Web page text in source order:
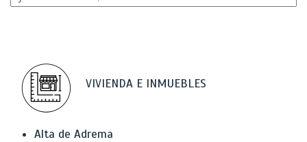
VIVIENDA E INMUEBLES
Alta de Adrema